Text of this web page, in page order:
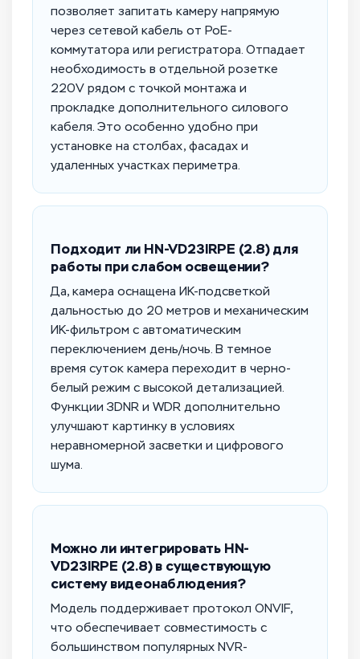
позволяет запитать камеру напрямую
через сетевой кабель от PoE-
коммутатора или регистратора. Отпадает
необходимость в отдельной розетке
220V рядом с точкой монтажа и
прокладке дополнительного силового
кабеля. Это особенно удобно при
установке на столбах, фасадах и
удаленных участках периметра.
Подходит ли HN-VD23IRPE (2.8) для
работы при слабом освещении?
Да, камера оснащена ИК-подсветкой
дальностью до 20 метров и механическим
ИК-фильтром с автоматическим
переключением день/ночь. В темное
время суток камера переходит в черно-
белый режим с высокой детализацией.
Функции 3DNR и WDR дополнительно
улучшают картинку в условиях
неравномерной засветки и цифрового
шума.
Можно ли интегрировать HN-
VD23IRPE (2.8) в существующую
систему видеонаблюдения?
Модель поддерживает протокол ONVIF,
что обеспечивает совместимость с
большинством популярных NVR-